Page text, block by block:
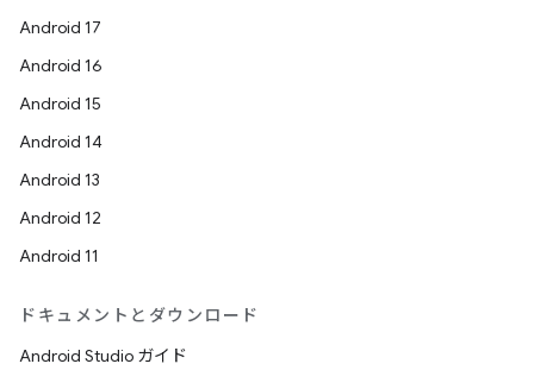
Android 17
Android 16
Android 15
Android 14
Android 13
Android 12
Android 11
ドキュメントとダウンロード
Android Studio ガイド